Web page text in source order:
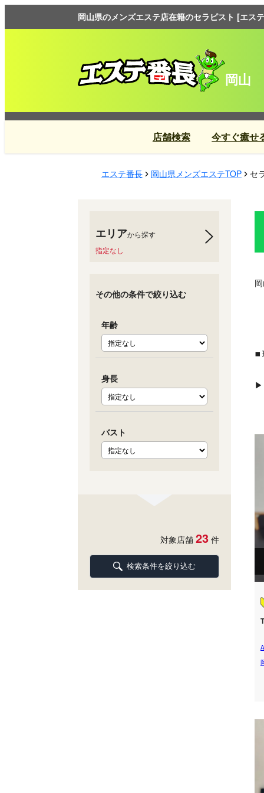
岡山県のメンズエステ店在籍のセラピスト [エス
岡山
店舗検索 今すぐ癒せ
エステ番長 岡山県メンズエステTOP セ
▪
エリアから探す
指定なし
その他の条件で絞り込む
年齢
身長
バスト
対象店舗 23 件
検索条件を絞り込む